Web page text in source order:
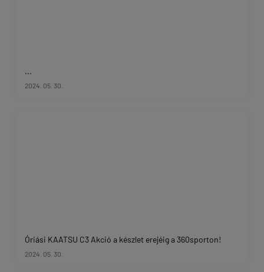
...
2024. 05. 30.
Óriási KAATSU C3 Akció a készlet erejéig a 360sporton!
2024. 05. 30.